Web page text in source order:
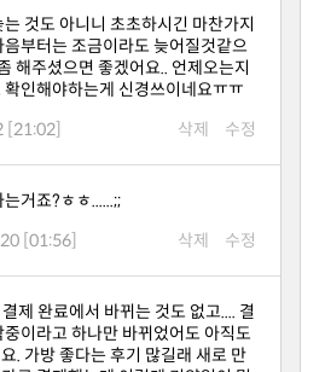
인해야하는게 신경쓰이네요ㅠㅠ
삭제 수정
거죠?ㅎㅎ......;;
[01:56] 삭제 수정